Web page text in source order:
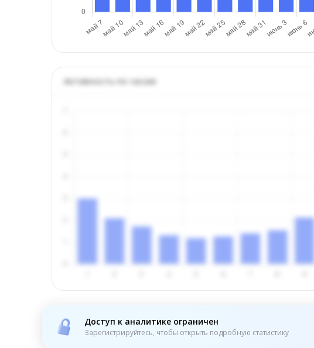
Активность по часам
Доступ к аналитике ограничен
Зарегистрируйтесь, чтобы открыть подробную статистику